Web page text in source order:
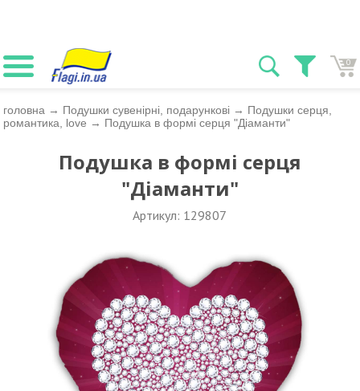
0
головна → Подушки сувенірні, подарункові → Подушки серця,
романтика, love → Подушка в формі серця "Діаманти"
Подушка в формі серця
"Діаманти"
Артикул: 129807